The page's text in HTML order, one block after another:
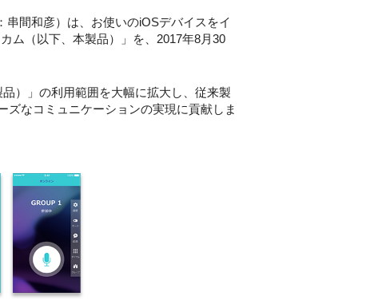
間和彦）は、お使いのiOSデバイスをイ
ム（以下、本製品）」を、2017年8月30
）」の利用範囲を大幅に拡大し、従来製
なコミュニケーションの実現に貢献しま